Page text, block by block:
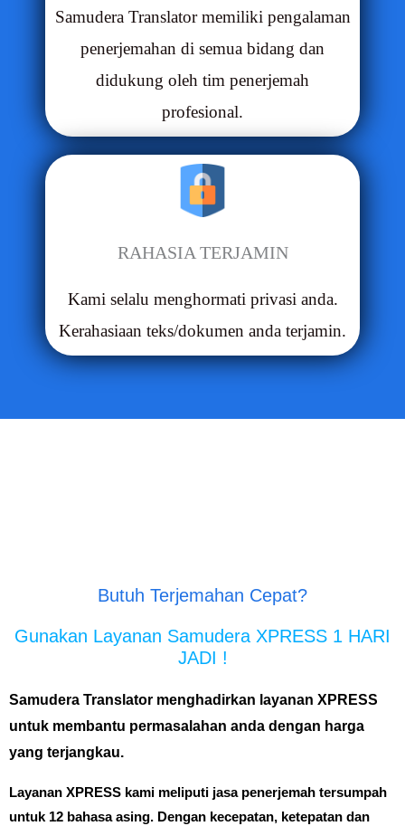
Samudera Translator memiliki pengalaman
penerjemahan di semua bidang dan
didukung oleh tim penerjemah
profesional.
RAHASIA TERJAMIN
Kami selalu menghormati privasi anda.
Kerahasiaan teks/dokumen anda terjamin.
Butuh Terjemahan Cepat?
Gunakan Layanan Samudera XPRESS 1 HARI
JADI !
Samudera Translator menghadirkan layanan XPRESS
untuk membantu permasalahan anda dengan harga
yang terjangkau.
Layanan XPRESS kami meliputi jasa penerjemah tersumpah
untuk 12 bahasa asing. Dengan kecepatan, ketepatan dan